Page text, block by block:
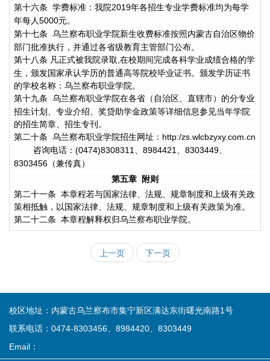
第十六条 学费标准：我院2019年各招生专业学费标准均为每学
年每人5000元。
第十七条 乌兰察布职业学院新生收费标准按照内蒙古自治区物价
部门批准执行，并通过各省级教育主管部门公布。
第十八条 凡正式被我院录取 在校期间完成各科学业成绩合格的学
生，颁发国家承认学历的普通高等院校毕业证书。颁发学历证书
的学校名称：乌兰察布职业学院。
第十九条 乌兰察布职业学院在各省（自治区、直辖市）的分专业
招生计划、专业介绍、奖贷助学金政策等详细信息参见当年学院
的招生简章、招生专刊。
第二十条 乌兰察布职业学院招生网址： http:/zs.wlcbzyxy.com.cn
咨询电话： (0474)8308311 、 8984421 、 8303449、
8303456 （兼传真）
第五章 附则
第二十一条 本章程若与国家法律、法规、规章制度和上级有关政
策相抵触，以国家法律、法规、规章制度和上级有关政策为准。
第二十二条 本章程解释权归乌兰察布职业学院。
上一页 下一页
校区地址：内蒙古乌兰察布市集宁新区满达东街曙光南路1号
联系电话：0474-8303456、8984420、8303449
Email：